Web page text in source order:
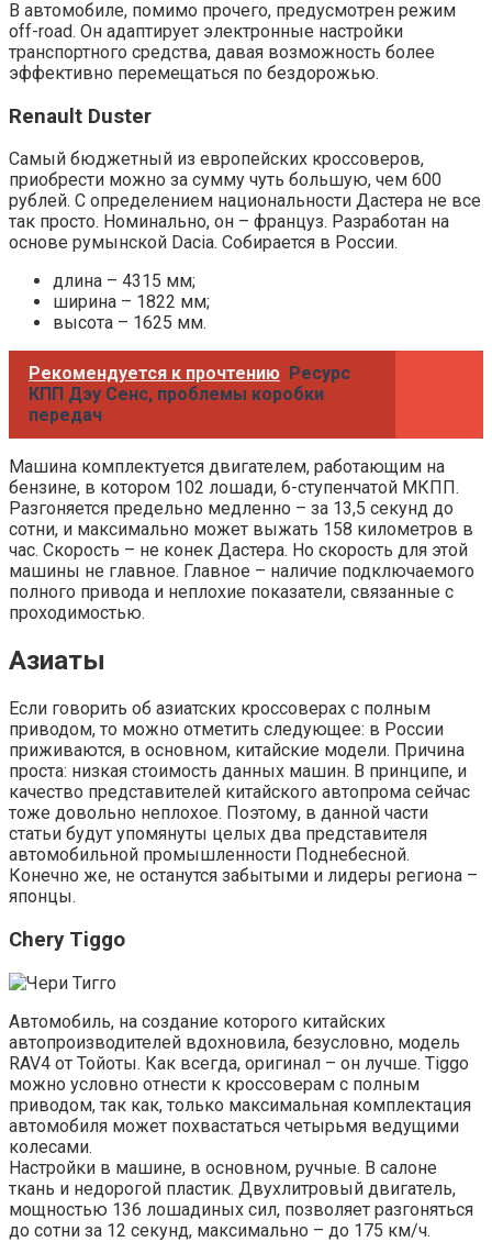
В автомобиле, помимо прочего, предусмотрен режим
off-road. Он адаптирует электронные настройки
транспортного средства, давая возможность более
эффективно перемещаться по бездорожью.
Renault Duster
Самый бюджетный из европейских кроссоверов,
приобрести можно за сумму чуть большую, чем 600
рублей. С определением национальности Дастера не все
так просто. Номинально, он – француз. Разработан на
основе румынской Dacia. Собирается в России.
длина – 4315 мм;
ширина – 1822 мм;
высота – 1625 мм.
Рекомендуется к прочтению Ресурс
КПП Дэу Сенс, проблемы коробки
передач
Машина комплектуется двигателем, работающим на
бензине, в котором 102 лошади, 6-ступенчатой МКПП.
Разгоняется предельно медленно – за 13,5 секунд до
сотни, и максимально может выжать 158 километров в
час. Скорость – не конек Дастера. Но скорость для этой
машины не главное. Главное – наличие подключаемого
полного привода и неплохие показатели, связанные с
проходимостью.
Азиаты
Если говорить об азиатских кроссоверах с полным
приводом, то можно отметить следующее: в России
приживаются, в основном, китайские модели. Причина
проста: низкая стоимость данных машин. В принципе, и
качество представителей китайского автопрома сейчас
тоже довольно неплохое. Поэтому, в данной части
статьи будут упомянуты целых два представителя
автомобильной промышленности Поднебесной.
Конечно же, не останутся забытыми и лидеры региона –
японцы.
Chery Tiggo
Автомобиль, на создание которого китайских
автопроизводителей вдохновила, безусловно, модель
RAV4 от Тойоты. Как всегда, оригинал – он лучше. Tiggo
можно условно отнести к кроссоверам с полным
приводом, так как, только максимальная комплектация
автомобиля может похвастаться четырьмя ведущими
колесами.
Настройки в машине, в основном, ручные. В салоне
ткань и недорогой пластик. Двухлитровый двигатель,
мощностью 136 лошадиных сил, позволяет разгоняться
до сотни за 12 секунд, максимально – до 175 км/ч.